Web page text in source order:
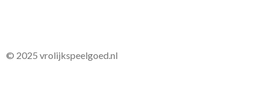
© 2025 vrolijkspeelgoed.nl